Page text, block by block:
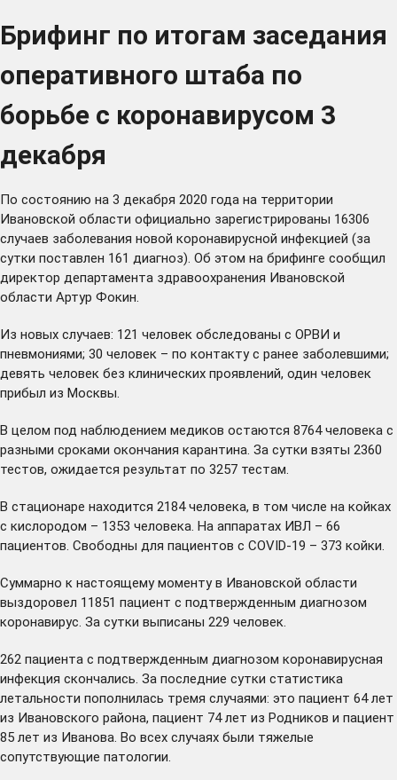
Брифинг по итогам заседания
оперативного штаба по
борьбе с коронавирусом 3
декабря
По состоянию на 3 декабря 2020 года на территории
Ивановской области официально зарегистрированы 16306
случаев заболевания новой коронавирусной инфекцией (за
сутки поставлен 161 диагноз). Об этом на брифинге сообщил
директор департамента здравоохранения Ивановской
области Артур Фокин.
Из новых случаев: 121 человек обследованы с ОРВИ и
пневмониями; 30 человек – по контакту с ранее заболевшими;
девять человек без клинических проявлений, один человек
прибыл из Москвы.
В целом под наблюдением медиков остаются 8764 человека с
разными сроками окончания карантина. За сутки взяты 2360
тестов, ожидается результат по 3257 тестам.
В стационаре находится 2184 человека, в том числе на койках
с кислородом – 1353 человека. На аппаратах ИВЛ – 66
пациентов. Свободны для пациентов с COVID-19 – 373 койки.
Суммарно к настоящему моменту в Ивановской области
выздоровел 11851 пациент с подтвержденным диагнозом
коронавирус. За сутки выписаны 229 человек.
262 пациента с подтвержденным диагнозом коронавирусная
инфекция скончались. За последние сутки статистика
летальности пополнилась тремя случаями: это пациент 64 лет
из Ивановского района, пациент 74 лет из Родников и пациент
85 лет из Иванова. Во всех случаях были тяжелые
сопутствующие патологии.